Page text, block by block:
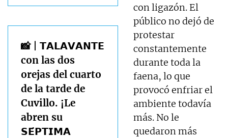
📸 | 𝗧𝗔𝗟𝗔𝗩𝗔𝗡𝗧𝗘
con las dos
orejas del cuarto
de la tarde de
Cuvillo. ¡Le
abren su
𝗦𝗘́𝗣𝗧𝗜𝗠𝗔
con ligazón. El
público no dejó de
protestar
constantemente
durante toda la
faena, lo que
provocó enfriar el
ambiente todavía
más. No le
quedaron más